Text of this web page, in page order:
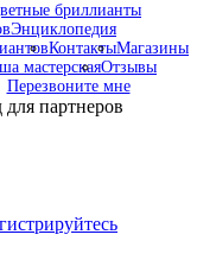
бриллианты
Энциклопедия
КонтактыМагазины
мастерскаяОтзывы
Перезвоните мне
для партнеров